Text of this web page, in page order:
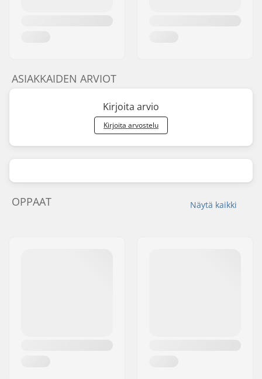
ASIAKKAIDEN ARVIOT
Kirjoita arvio
Kirjoita arvostelu
Näytä kaikki
OPPAAT